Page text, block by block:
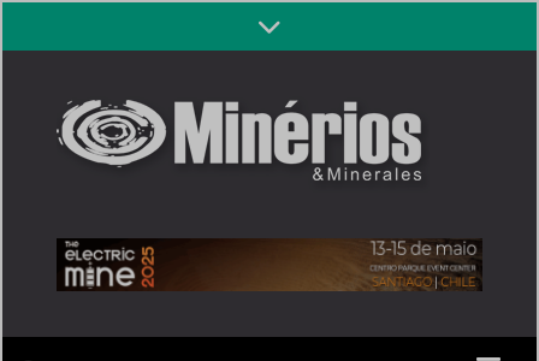
to
Revista
Minérios &